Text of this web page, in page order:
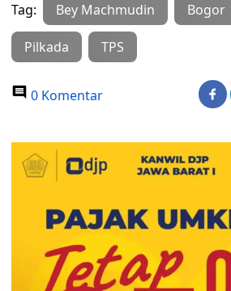
Tag: Bey Machmudin Bogor
Pilkada TPS
0 Komentar